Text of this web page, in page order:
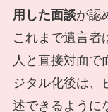
用した面談が認
これまで遺言者
人と直接対面で
ジタル化後は、
述できるように